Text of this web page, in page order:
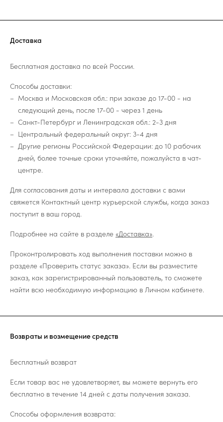
Доставка
Бесплатная доставка по всей России.
Способы доставки:
Москва и Московская обл.: при заказе до 17-00 - на
следующий день, после 17-00 - через 1 день
Санкт-Петербург и Ленинградская обл.: 2-3 дня
Центральный федеральный округ: 3-4 дня
Другие регионы Российской Федерации: до 10 рабочих
дней, более точные сроки уточняйте, пожалуйста в чат-
центре.
Для согласования даты и интервала доставки с вами
свяжется Контактный центр курьерской службы, когда заказ
поступит в ваш город.
Подробнее на сайте в разделе «Доставка».
Проконтролировать ход выполнения поставки можно в
разделе «Проверить статус заказа». Если вы разместите
заказ, как зарегистрированный пользователь, то сможете
найти всю необходимую информацию в Личном кабинете.
Возвраты и возмещение средств
Бесплатный возврат
Если товар вас не удовлетворяет, вы можете вернуть его
бесплатно в течение 14 дней с даты получения заказа.
Способы оформления возврата: